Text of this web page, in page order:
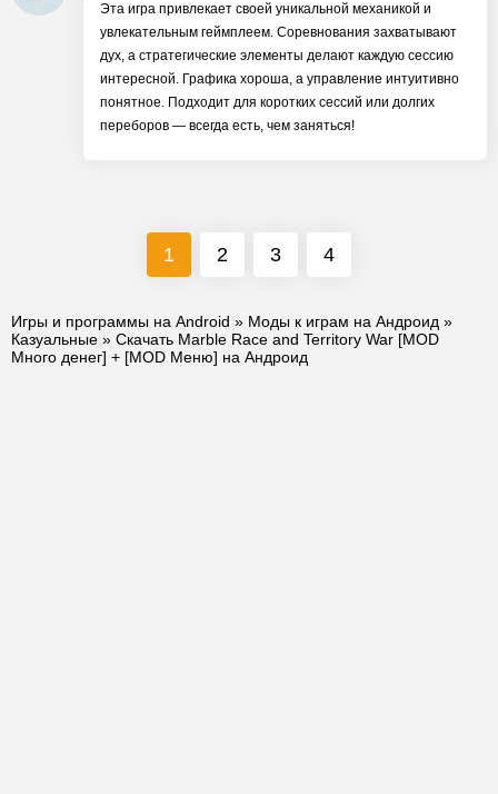
Эта игра привлекает своей уникальной механикой и
увлекательным геймплеем. Соревнования захватывают
дух, а стратегические элементы делают каждую сессию
интересной. Графика хороша, а управление интуитивно
понятное. Подходит для коротких сессий или долгих
переборов — всегда есть, чем заняться!
1 2 3 4
Игры и программы на Android » Моды к играм на Андроид »
Казуальные » Скачать Marble Race and Territory War [MOD
Много денег] + [MOD Меню] на Андроид